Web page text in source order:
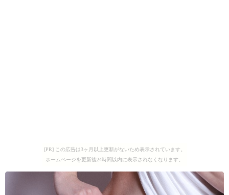
[PR] この広告は3ヶ月以上更新がないため表示されています。
ホームページを更新後24時間以内に表示されなくなります。